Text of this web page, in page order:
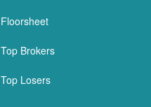
Floorsheet
Top Brokers
Top Losers